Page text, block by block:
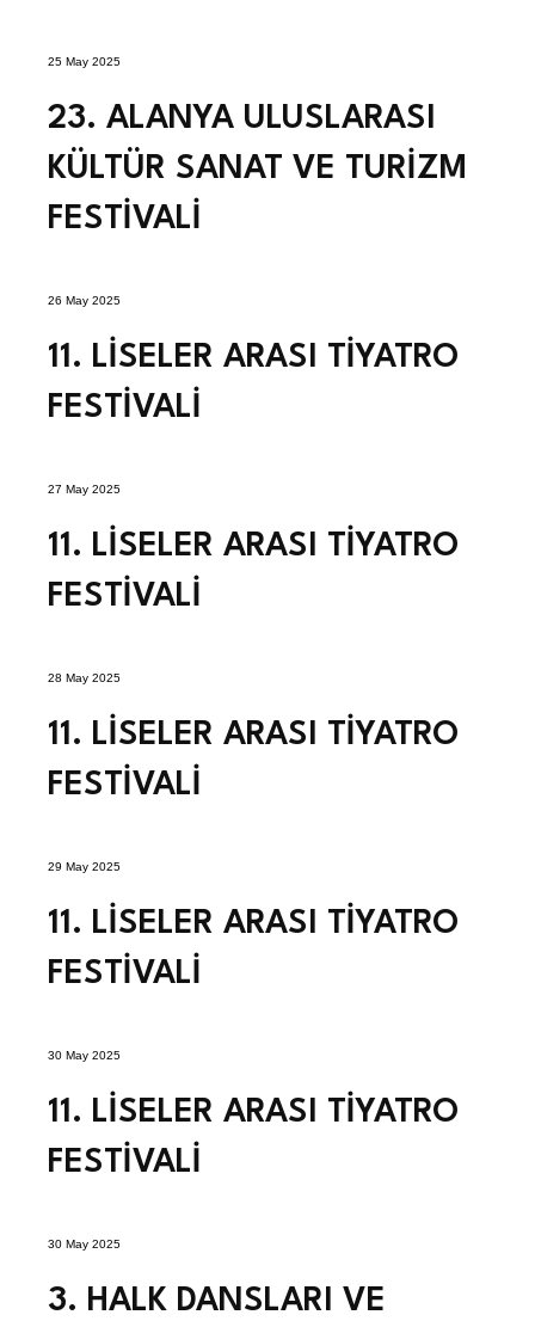
25 May 2025
23. ALANYA ULUSLARASI
KÜLTÜR SANAT VE TURİZM
FESTİVALİ
26 May 2025
11. LİSELER ARASI TİYATRO
FESTİVALİ
27 May 2025
11. LİSELER ARASI TİYATRO
FESTİVALİ
28 May 2025
11. LİSELER ARASI TİYATRO
FESTİVALİ
29 May 2025
11. LİSELER ARASI TİYATRO
FESTİVALİ
30 May 2025
11. LİSELER ARASI TİYATRO
FESTİVALİ
30 May 2025
3. HALK DANSLARI VE